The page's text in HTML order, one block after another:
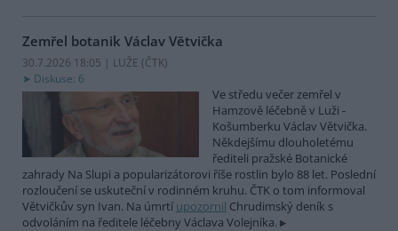
Zemřel botanik Václav Větvička
30.7.2026 18:05 | LUŽE (ČTK)
Diskuse: 6
Ve středu večer zemřel v
Hamzově léčebně v Luži -
Košumberku Václav Větvička.
Někdejšímu dlouholetému
řediteli pražské Botanické
zahrady Na Slupi a popularizátorovi říše rostlin bylo 88 let. Poslední
rozloučení se uskuteční v rodinném kruhu. ČTK o tom informoval
Větvičkův syn Ivan. Na úmrtí upozornil Chrudimský deník s
odvoláním na ředitele léčebny Václava Volejníka.